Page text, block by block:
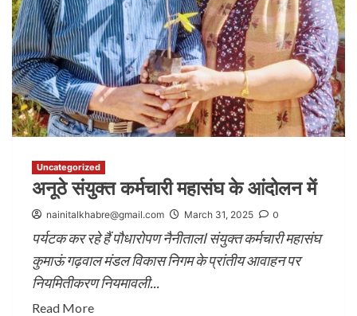
Uncategorized
अनूठे संयुक्त कर्मचारी महासंघ के आंदोलन में
nainitalkhabre@gmail.com March 31, 2025 0
पर्यटक कर रहे हैं पौधारोपण नैनीतालl संयुक्त कर्मचारी महासंघ
कुमाऊं गढ़वाल मंडल विकास निगम के प्रांतीय आवाहन पर
नियमितीकरण नियमावली...
Read More